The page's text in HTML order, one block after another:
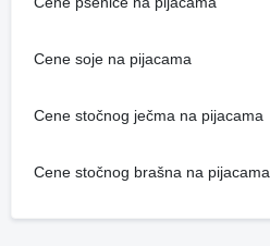
Cene soje na pijacama
Cene stočnog ječma na pijacama
Cene stočnog brašna na pijacama